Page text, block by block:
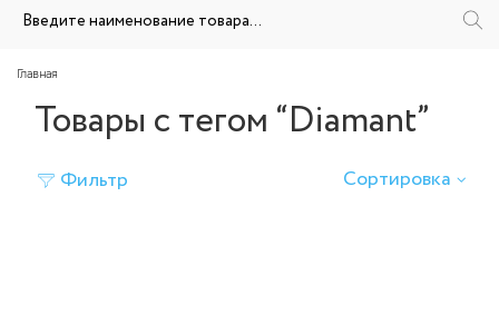
Главная
Товары с тегом “Diamant”
Фильтр Сортировка